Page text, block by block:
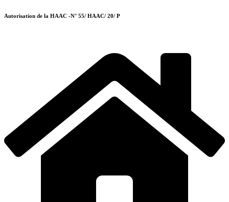
Autorisation de la HAAC -N° 55/ HAAC/ 20/ P